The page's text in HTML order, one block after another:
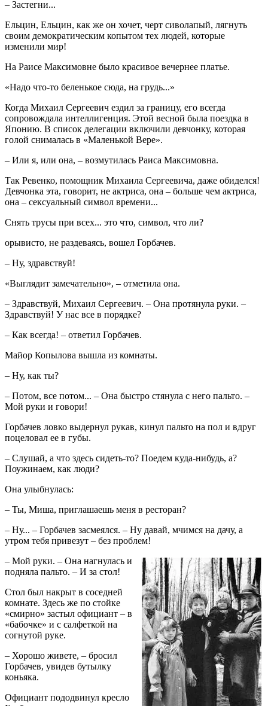
– Застегни...
Ельцин, Ельцин, как же он хочет, черт сиволапый, лягнуть
своим демократическим копытом тех людей, которые
изменили мир!
На Раисе Максимовне было красивое вечернее платье.
«Надо что-то беленькое сюда, на грудь...»
Когда Михаил Сергеевич ездил за границу, его всегда
сопровождала интеллигенция. Этой весной была поездка в
Японию. В список делегации включили девчонку, которая
голой снималась в «Маленькой Вере».
– Или я, или она, – возмутилась Раиса Максимовна.
Так Ревенко, помощник Михаила Сергеевича, даже обиделся!
Девчонка эта, говорит, не актриса, она – больше чем актриса,
она – сексуальный символ времени...
Снять трусы при всех... это что, символ, что ли?
орывисто, не раздеваясь, вошел Горбачев.
– Ну, здравствуй!
«Выглядит замечательно», – отметила она.
– Здравствуй, Михаил Сергеевич. – Она протянула руки. –
Здравствуй! У нас все в порядке?
– Как всегда! – ответил Горбачев.
Майор Копылова вышла из комнаты.
– Ну, как ты?
– Потом, все потом... – Она быстро стянула с него пальто. –
Мой руки и говори!
Горбачев ловко выдернул рукав, кинул пальто на пол и вдруг
поцеловал ее в губы.
– Слушай, а что здесь сидеть-то? Поедем куда-нибудь, а?
Поужинаем, как люди?
Она улыбнулась:
– Ты, Миша, приглашаешь меня в ресторан?
– Ну... – Горбачев засмеялся. – Ну давай, мчимся на дачу, а
утром тебя привезут – без проблем!
– Мой руки. – Она нагнулась и
подняла пальто. – И за стол!
Стол был накрыт в соседней
комнате. Здесь же по стойке
«смирно» застыл официант – в
«бабочке» и с салфеткой на
согнутой руке.
– Хорошо живете, – бросил
Горбачев, увидев бутылку
коньяка.
Официант пододвинул кресло